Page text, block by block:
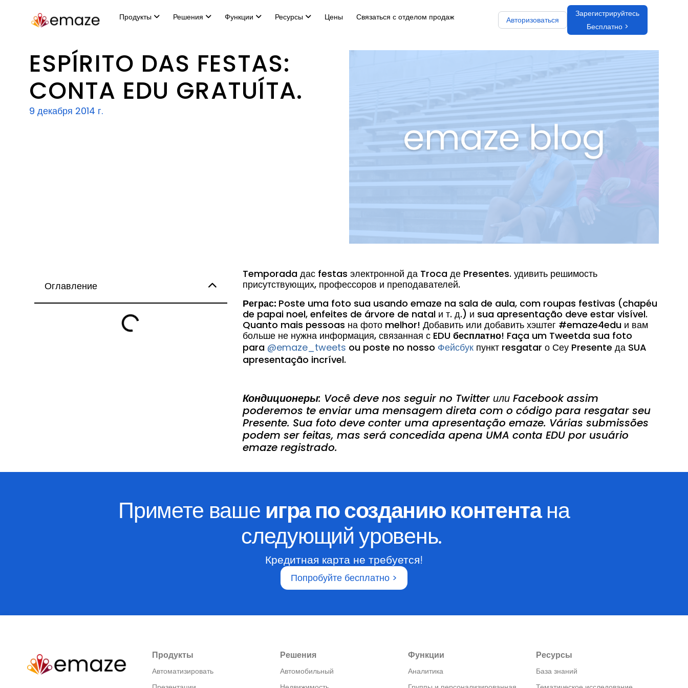
Продукты Решения Функции Ресурсы Цены Связаться с отделом продаж Авторизоваться
Зарегистрируйтесь
Бесплатно >
ESPÍRITO DAS FESTAS:
CONTA EDU GRATUÍTA.
9 декабря 2014 г.
Оглавление
Temporada дас festas электронной да Troca де Presentes. удивить решимость
присутствующих, профессоров и преподавателей.
Реграс: Poste uma foto sua usando emaze na sala de aula, com roupas festivas (chapéu
de papai noel, enfeites de árvore de natal и т. д.) и sua apresentação deve estar visível.
Quanto mais pessoas на фото melhor! Добавить или добавить хэштег #emaze4edu и вам
больше не нужна информация, связанная с EDU бесплатно! Faça um Tweetda sua foto
para @emaze_tweets ou poste no nosso Фейсбукпункт resgatar о Сеу Presente да SUA
apresentação incrível.
Кондиционеры: Você deve nos seguir no Twitter или Facebook assim
poderemos te enviar uma mensagem direta com o código para resgatar seu
Presente. Sua foto deve conter uma apresentação emaze. Várias submissões
podem ser feitas, mas será concedida apena UMA conta EDU por usuário
emaze registrado.
Примете ваше игра по созданию контентана
следующий уровень.
Кредитная карта не требуется!
Попробуйте бесплатно >
Продукты
Автоматизировать
Решения
Автомобильный
Функции
Аналитика
Ресурсы
База знаний